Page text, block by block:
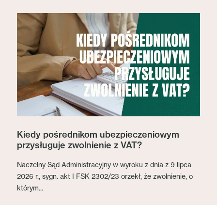
Kiedy pośrednikom ubezpieczeniowym
przysługuje zwolnienie z VAT?
Naczelny Sąd Administracyjny w wyroku z dnia z 9 lipca
2026 r., sygn. akt I FSK 2302/23 orzekł, że zwolnienie, o
którym...